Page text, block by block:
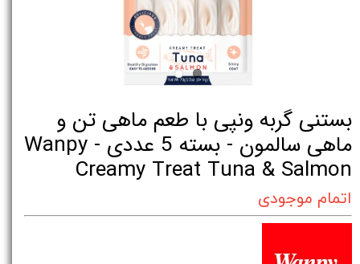
بستنی گربه ونپی با طعم ماهی تن و
ماهی سالمون - بسته 5 عددی - Wanpy
Creamy Treat Tuna & Salmon
اتمام موجودی